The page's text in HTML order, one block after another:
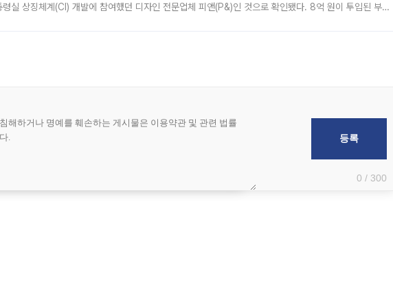
령실 상징체계(CI) 개발에 참여했던 디자인 전문업체 피앤(P&)인 것으로 확인됐다. 8억 원이 투입된 부산
0 / 300